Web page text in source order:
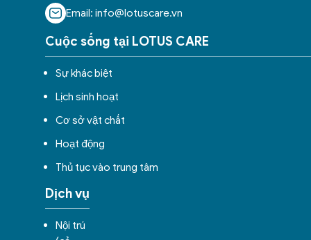
Email: info@lotuscare.vn
Cuộc sống tại LOTUS CARE
Sự khác biệt
Lịch sinh hoạt
Cơ sở vật chất
Hoạt động
Thủ tục vào trung tâm
Dịch vụ
Nội trú